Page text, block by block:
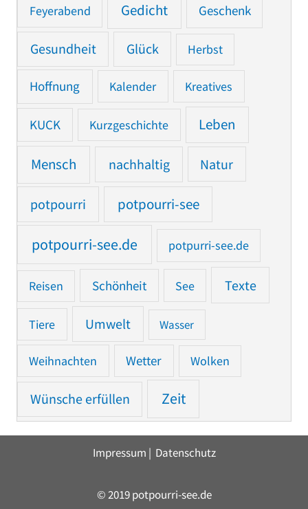
Feyerabend Gedicht Geschenk
Gesundheit Glück Herbst
Hoffnung Kalender Kreatives
KUCK Kurzgeschichte Leben
Mensch nachhaltig Natur
potpourri potpourri-see
potpourri-see.de potpurri-see.de
Reisen Schönheit See Texte
Tiere Umwelt Wasser
Weihnachten Wetter Wolken
Wünsche erfüllen Zeit
Impressum | Datenschutz
© 2019 potpourri-see.de